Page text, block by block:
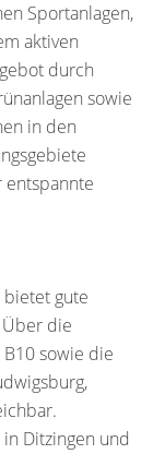
Sportanlagen,
aktiven
durch
sowie
in den
entspannte
bietet gute
die
sowie die
Ditzingen und